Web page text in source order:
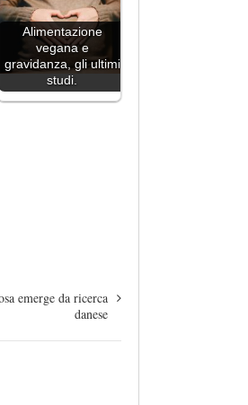
Alimentazione
vegana e
gravidanza, gli ultimi
studi.
emerge da ricerca
danese